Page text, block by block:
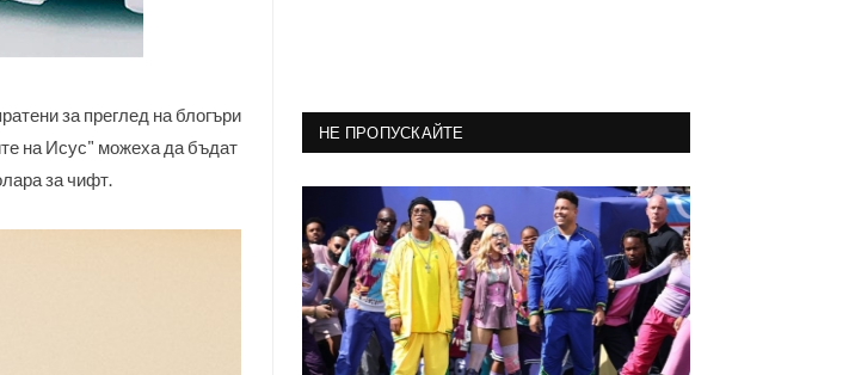
за преглед на блогъри
на Исус" можеха да бъдат
за чифт.
НЕ ПРОПУСКАЙТЕ